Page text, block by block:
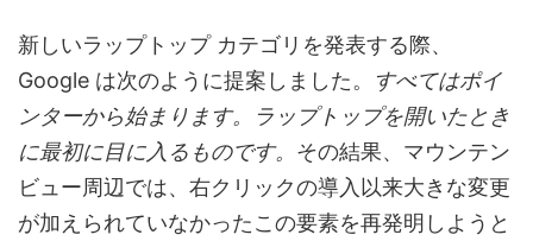
新しいラップトップ カテゴリを発表する際、
Google は次のように提案しました。
すべてはポイ
ンターから始まります。ラップトップを開いたとき
に最初に目に入るものです。 その結果、マウンテン
ビュー周辺では、右クリックの導入以来大きな変更
が加えられていなかったこの要素を再発明しようと